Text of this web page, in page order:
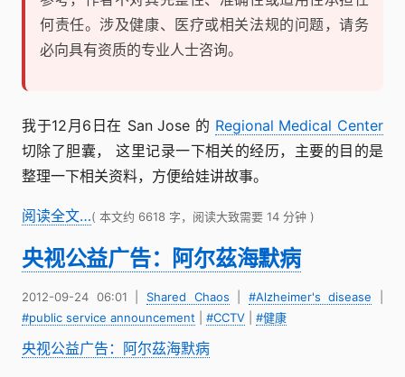
何责任。涉及健康、医疗或相关法规的问题，请务
必向具有资质的专业人士咨询。
我于12月6日在 San Jose 的 Regional Medical Center
切除了胆囊， 这里记录一下相关的经历，主要的目的是
整理一下相关资料，方便给娃讲故事。
阅读全文…( 本文约 6618 字，阅读大致需要 14 分钟 )
央视公益广告：阿尔茲海默病
2012-09-24 06:01 Shared Chaos #Alzheimer's disease
#public service announcement
#CCTV #健康
央视公益广告：阿尔茲海默病